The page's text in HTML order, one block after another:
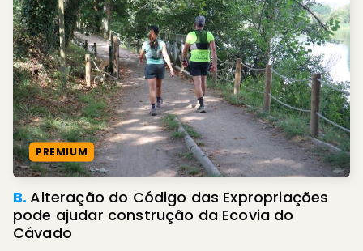
PREMIUM
B.Alteração do Código das Expropriações
pode ajudar construção da Ecovia do
Cávado